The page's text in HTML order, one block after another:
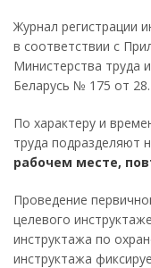
Журнал регистрации
в соответствии с
Министерства труда
Беларусь № 175 от
По характеру и
труда подразделяют
рабочем месте,
Проведение
целевого
инструктажа по
инструктажа